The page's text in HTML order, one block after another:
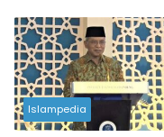
Islampedia